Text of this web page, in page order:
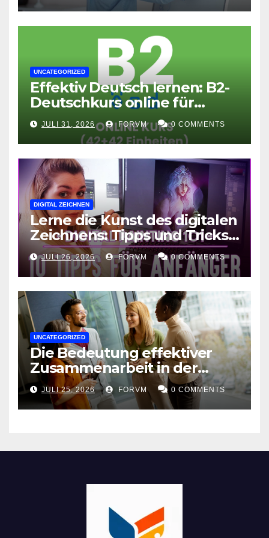
UNCATEGORIZED
Effektiv Deutsch lernen: B2-
Deutschkurs online für
Fortgeschrittene
JULI 31, 2026 FORVM 0 COMMENTS
DIGITAL ZEICHNEN
Lerne die Kunst des digitalen
Zeichnens: Tipps und Tricks
für kreative Ausdruckskunst
JULI 26, 2026 FORVM 0 COMMENTS
UNCATEGORIZED
Die Bedeutung effektiver
Zusammenarbeit in der
Arbeitswelt
JULI 25, 2026 FORVM 0 COMMENTS